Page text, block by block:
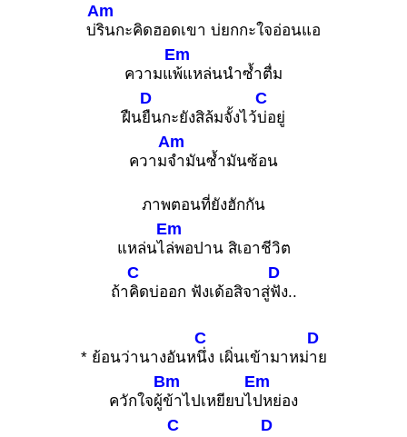
บ่
Am
รินกะคิดฮอดเขา บ่ยกกะใจอ่อนแอ
ความแ
Em
พ้แหล่นนำซ้ำตื่ม
ฝืน
D
ยืนกะยังสิล้มจั้งไว้
C
บ่อยู่
ความ
Am
จำมันซ้ำมันซ้อน
ภาพตอนที่ยังฮักกัน
แหล่นไ
Em
ล่พอปาน สิเอาชีวิต
ถ้า
C
คิดบ่ออก ฟังเด้อสิจาสู่
D
ฟัง..
* ย้อนว่านางอันห
C
นึ่ง เผิ่นเข้ามาหม่
D
าย
ควักใจผู้
Bm
ข้าไปเหยียบไ
Em
ปหย่อง
C D